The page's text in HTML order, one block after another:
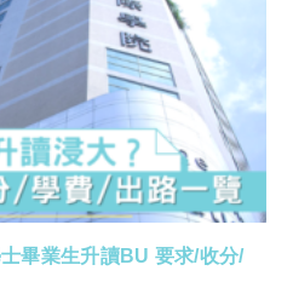
畢業生升讀BU 要求/收分/